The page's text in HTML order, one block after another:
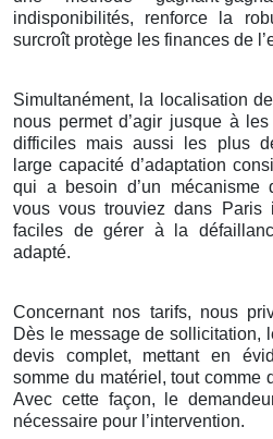
indisponibilités, renforce la
surcroît protège les finances de
Simultanément, la localisation
nous permet d’agir jusque à
difficiles mais aussi les plus
large capacité d’adaptation
qui a besoin d’un mécanisme
vous vous trouviez dans Paris
faciles de gérer à la
adapté.
Concernant nos tarifs, nous
Dès le message de sollicitation,
devis complet, mettant en
somme du matériel, tout comme
Avec cette façon, le
nécessaire pour l’intervention.